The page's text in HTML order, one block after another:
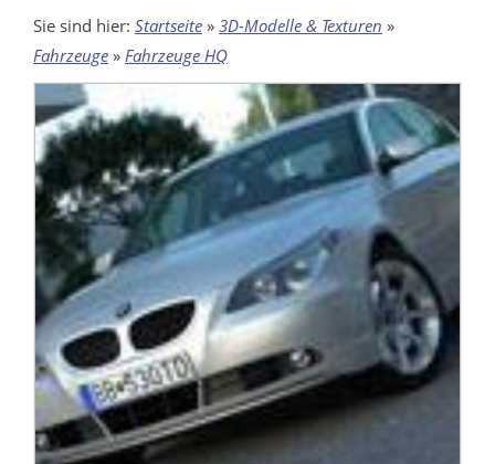
Sie sind hier: Startseite » 3D-Modelle & Texturen »
Fahrzeuge » Fahrzeuge HQ